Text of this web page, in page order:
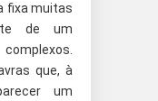
fixa muitas
de um
que, à
um